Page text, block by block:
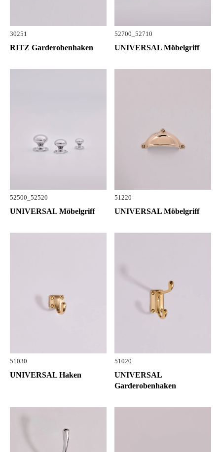
30251
RITZ Garderobenhaken
52700_52710
UNIVERSAL Möbelgriff
52500_52520
UNIVERSAL Möbelgriff
51220
UNIVERSAL Möbelgriff
51030
UNIVERSAL Haken
51020
UNIVERSAL
Garderobenhaken